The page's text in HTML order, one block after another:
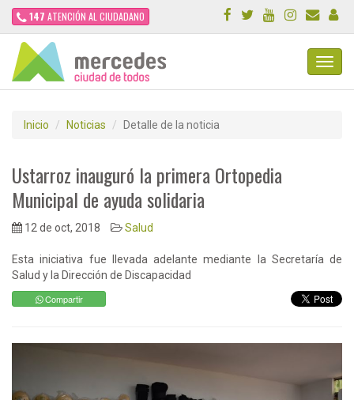
147 ATENCIÓN AL CIUDADANO
Inicio Noticias Detalle de la noticia
Ustarroz inauguró la primera Ortopedia
Municipal de ayuda solidaria
12 de oct, 2018 Salud
Esta iniciativa fue llevada adelante mediante la Secretaría de
Salud y la Dirección de Discapacidad
Compartir